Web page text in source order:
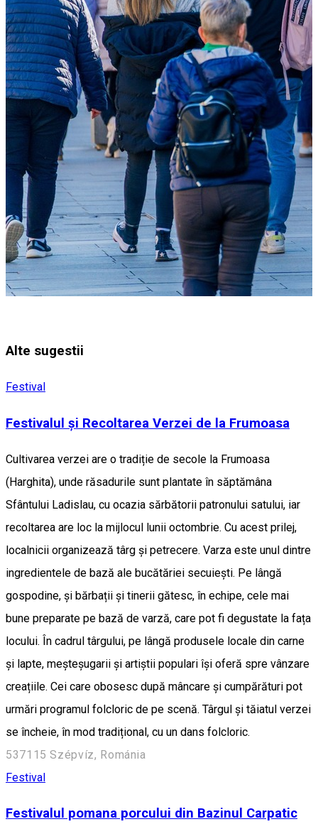
Alte sugestii
Festival
Festivalul și Recoltarea Verzei de la Frumoasa
Cultivarea verzei are o tradiție de secole la Frumoasa
(Harghita), unde răsadurile sunt plantate în săptămâna
Sfântului Ladislau, cu ocazia sărbătorii patronului satului, iar
recoltarea are loc la mijlocul lunii octombrie. Cu acest prilej,
localnicii organizează târg și petrecere. Varza este unul dintre
ingredientele de bază ale bucătăriei secuiești. Pe lângă
gospodine, și bărbații și tinerii gătesc, în echipe, cele mai
bune preparate pe bază de varză, care pot fi degustate la fața
locului. În cadrul târgului, pe lângă produsele locale din carne
și lapte, meșteșugarii și artiștii populari își oferă spre vânzare
creațiile. Cei care obosesc după mâncare și cumpărături pot
urmări programul folcloric de pe scenă. Târgul și tăiatul verzei
se încheie, în mod tradițional, cu un dans folcloric.
537115 Szépvíz, Románia
Festival
Festivalul pomana porcului din Bazinul Carpatic